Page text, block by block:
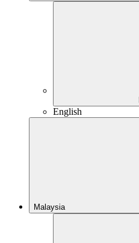
English
Malaysia